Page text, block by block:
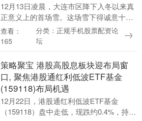
12月13日凌晨，大连市区降下入冬以来真
正意义上的首场雪。这场雪下得诚意十
足，一波接一波的降雪不断来袭，雪花漫
天飞舞，落在地面形成了一层层的积雪。
查看：
165
分类：正规手机股票配资论
坛
策略聚宝 港股高股息板块迎布局窗
口, 聚焦港股通红利低波ETF基金
(159118)布局机遇
12月22日，港股通红利低波ETF基金
（159118）盘中走低，现跌约0.4%，持仓